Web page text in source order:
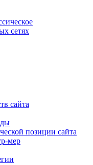
сетях
сайта
позиции сайта
мер